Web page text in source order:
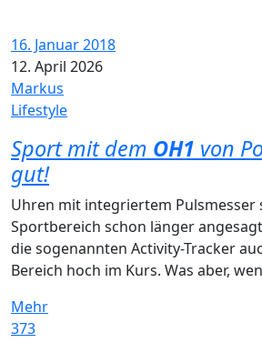
16. Januar 2018
12. April 2026
Markus
Lifestyle
Sport mit dem OH1 von
gut!
Uhren mit integriertem Pulsmesser
Sportbereich schon länger
die sogenannten Activity-Tracker
Bereich hoch im Kurs. Was aber,
Mehr
373